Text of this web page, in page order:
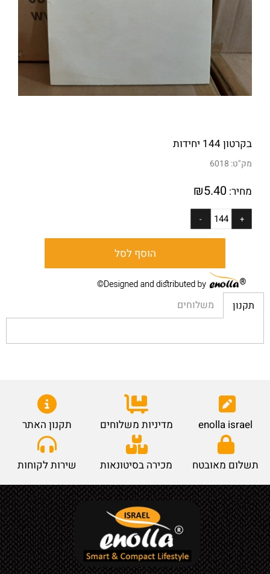
בקרטון 144 יחידות
מק"ט: 6018
מחיר: ₪5.40
הוסף לסל
תקנון משלוחים
enolla israel מדיניות משלוחים תקנון האתר
תשלום מאובטח מכירה בסיטונאות שירות לקוחות